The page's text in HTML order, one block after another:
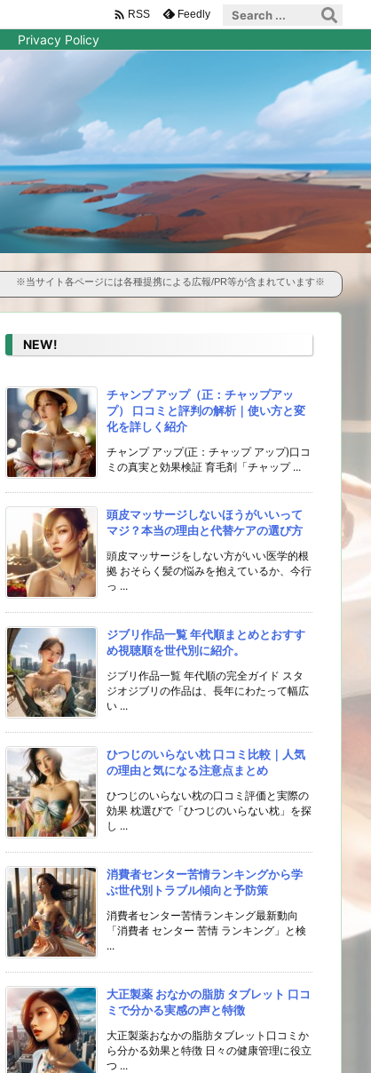
Privacy Policy
 RSS Feedly
※当サイト各ページには各種提携による広報/PR等が含まれています※
NEW!
チャンプ アップ（正：チャップアッ
プ） 口コミと評判の解析｜使い方と変
化を詳しく紹介
チャンプ アップ(正：チャップ アップ)口コ
ミの真実と効果検証 育毛剤「チャップ ...
頭皮マッサージしないほうがいいって
マジ？本当の理由と代替ケアの選び方
頭皮マッサージをしない方がいい医学的根
拠 おそらく髪の悩みを抱えているか、今行
っ ...
ジブリ作品一覧 年代順まとめとおすす
め視聴順を世代別に紹介。
ジブリ作品一覧 年代順の完全ガイド スタ
ジオジブリの作品は、長年にわたって幅広
い ...
ひつじのいらない枕 口コミ比較｜人気
の理由と気になる注意点まとめ
ひつじのいらない枕の口コミ評価と実際の
効果 枕選びで「ひつじのいらない枕」を探
し ...
消費者センター苦情ランキングから学
ぶ世代別トラブル傾向と予防策
消費者センター苦情ランキング最新動向
「消費者 センター 苦情 ランキング」と検
...
大正製薬 おなかの脂肪 タブレット 口コ
ミで分かる実感の声と特徴
大正製薬おなかの脂肪タブレット口コミか
ら分かる効果と特徴 日々の健康管理に役立
つ ...